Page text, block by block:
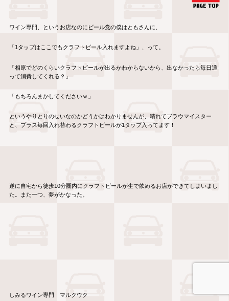
ワイン専門、というお店なのにビール党の僕はともさんに、
「1タップはここでもクラフトビール入れますよね」、って。
「相原でどのくらいクラフトビールが出るかわからないから、出なかったら毎日通
って消費してくれる？」
「もちろんまかしてくださいｗ」
というやりとりのせいなのかどうかはわかりませんが、晴れてブラウマイスター
と、プラス毎回入れ替わるクラフトビールが1タップ入ってます！
遂に自宅から徒歩10分圏内にクラフトビールが生で飲めるお店ができてしまいまし
た。また一つ、夢がかなった。
しみるワイン専門 マルクウク